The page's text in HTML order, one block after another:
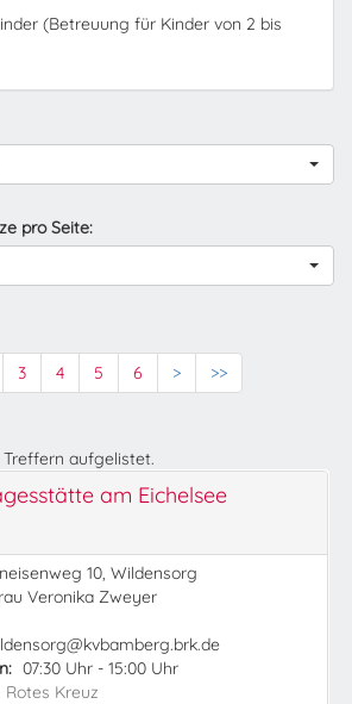
(Betreuung für Kinder von 2 bis
pro Seite:
3 4 5 6 > >>
Treffern aufgelistet.
am Eichelsee
10, Wildensorg
Veronika Zweyer
07:30 Uhr - 15:00 Uhr
Rotes Kreuz